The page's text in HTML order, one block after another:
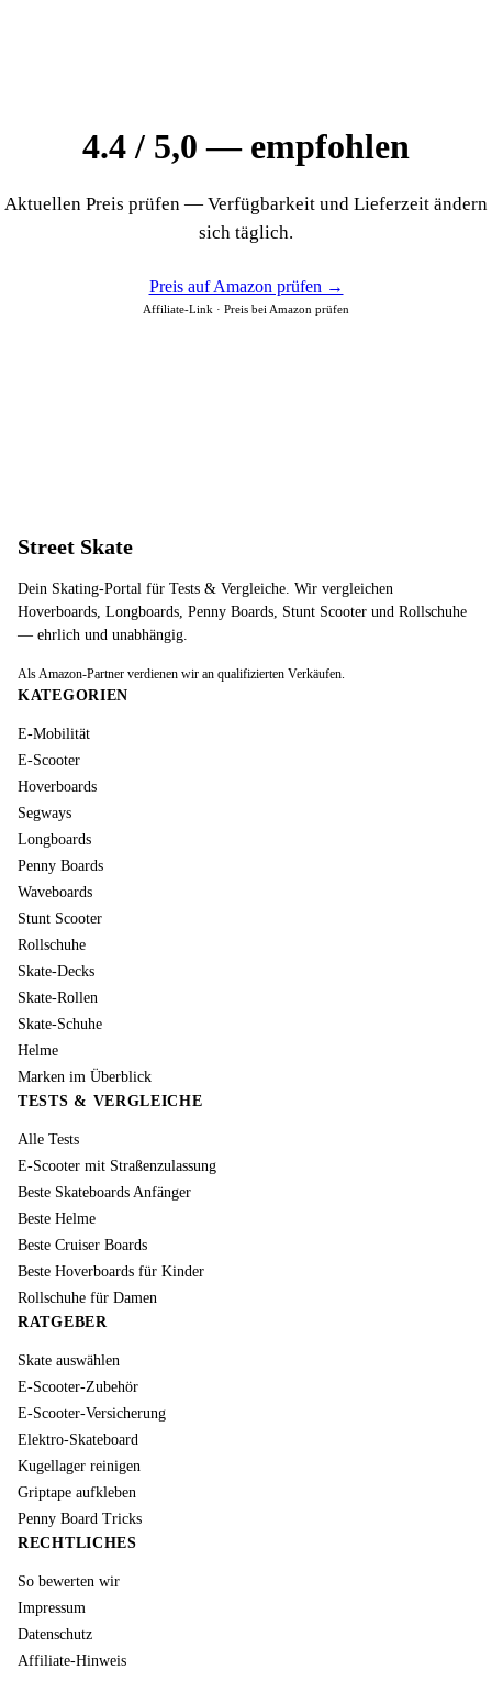
4.4 / 5,0 — empfohlen
Aktuellen Preis prüfen — Verfügbarkeit und Lieferzeit ändern
sich täglich.
Preis auf Amazon prüfen →
Affiliate-Link · Preis bei Amazon prüfen
Street Skate
Dein Skating-Portal für Tests & Vergleiche. Wir vergleichen
Hoverboards, Longboards, Penny Boards, Stunt Scooter und Rollschuhe
— ehrlich und unabhängig.
Als Amazon-Partner verdienen wir an qualifizierten Verkäufen.
KATEGORIEN
E-Mobilität
E-Scooter
Hoverboards
Segways
Longboards
Penny Boards
Waveboards
Stunt Scooter
Rollschuhe
Skate-Decks
Skate-Rollen
Skate-Schuhe
Helme
Marken im Überblick
TESTS & VERGLEICHE
Alle Tests
E-Scooter mit Straßenzulassung
Beste Skateboards Anfänger
Beste Helme
Beste Cruiser Boards
Beste Hoverboards für Kinder
Rollschuhe für Damen
RATGEBER
Skate auswählen
E-Scooter-Zubehör
E-Scooter-Versicherung
Elektro-Skateboard
Kugellager reinigen
Griptape aufkleben
Penny Board Tricks
RECHTLICHES
So bewerten wir
Impressum
Datenschutz
Affiliate-Hinweis